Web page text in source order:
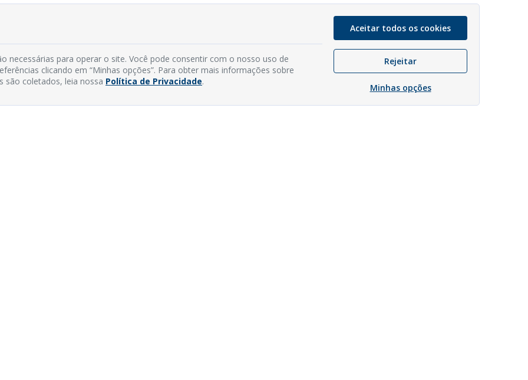
necessárias para operar o site. Você pode consentir com o nosso uso de
clicando em “Minhas opções”. Para obter mais informações sobre
são coletados, leia nossa Política de Privacidade.
Aceitar todos os cookies
Rejeitar
Minhas opções